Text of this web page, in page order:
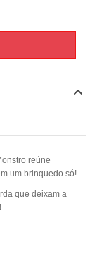
reúne
um brinquedo só!
que deixam a